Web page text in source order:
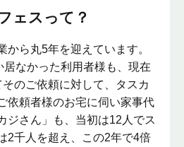
ェスって？
から丸5年を迎えています。
なかった利用者様も、現在
のご依頼に対して、タスカ
依頼者様のお宅に伺い家事代
ジさん」も、当初は12人でス
2千人を超え、この2年で4倍